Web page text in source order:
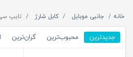
خانه جانبی موبایل کابل شارژ تایپ
جدیدترین محبوب‌ترین گران‌ترین